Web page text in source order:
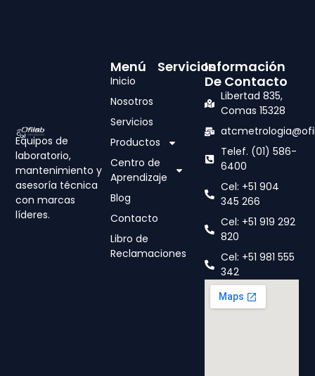
Equipos de
laboratorio,
mantenimiento y
asesoría técnica
con marcas
líderes.
Servicios
Menú
Inicio
Nosotros
Servicios
Productos
Centro de
Aprendizaje
Blog
Contacto
Libro de
Reclamaciones
Información
De Contacto
Libertad 835,
Comas 15328
Telef. (01) 586-
6400
Cel: +51 904
345 266
Cel: +51 919 292
820
Cel: +51 981 555
342